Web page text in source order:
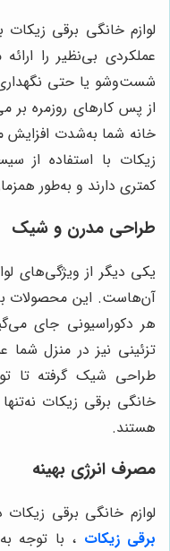
لوازم خانگی برقی زیکات
عملکردی بی‌نظیر را
شست‌وشو یا حتی نگهداری
از پس کارهای روزمره بر
خانه شما به‌شدت افزایش
زیکات با استفاده از
کمتری دارند و به‌طور
طراحی مدرن و شیک
یکی دیگر از ویژگی‌های
آن‌هاست. این محصولات
هر دکوراسیونی جای
تزئینی نیز در منزل شما
طراحی شیک گرفته تا
خانگی برقی زیکات
هستند.
مصرف انرژی بهینه
لوازم خانگی برقی زیکات
برقی زیکات ، با توجه